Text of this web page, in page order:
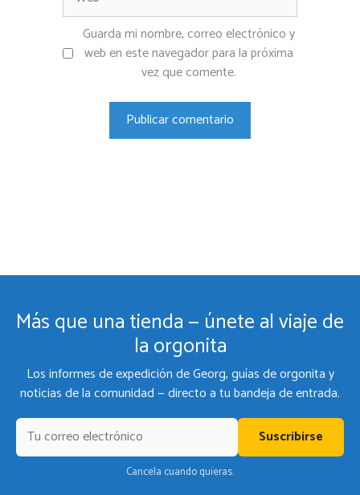
Guarda mi nombre, correo electrónico y
web en este navegador para la próxima
vez que comente.
Más que una tienda — únete al viaje de
la orgonita
Los informes de expedición de Georg, guías de orgonita y
noticias de la comunidad — directo a tu bandeja de entrada.
Suscribirse
Cancela cuando quieras.